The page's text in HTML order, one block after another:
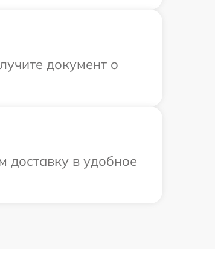
документ о
доставку в удобное